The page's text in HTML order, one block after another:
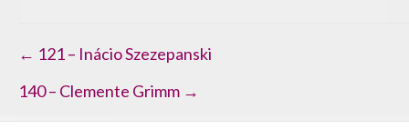
Navegação
de
← 121 – Inácio Szezepanski
140 – Clemente Grimm →